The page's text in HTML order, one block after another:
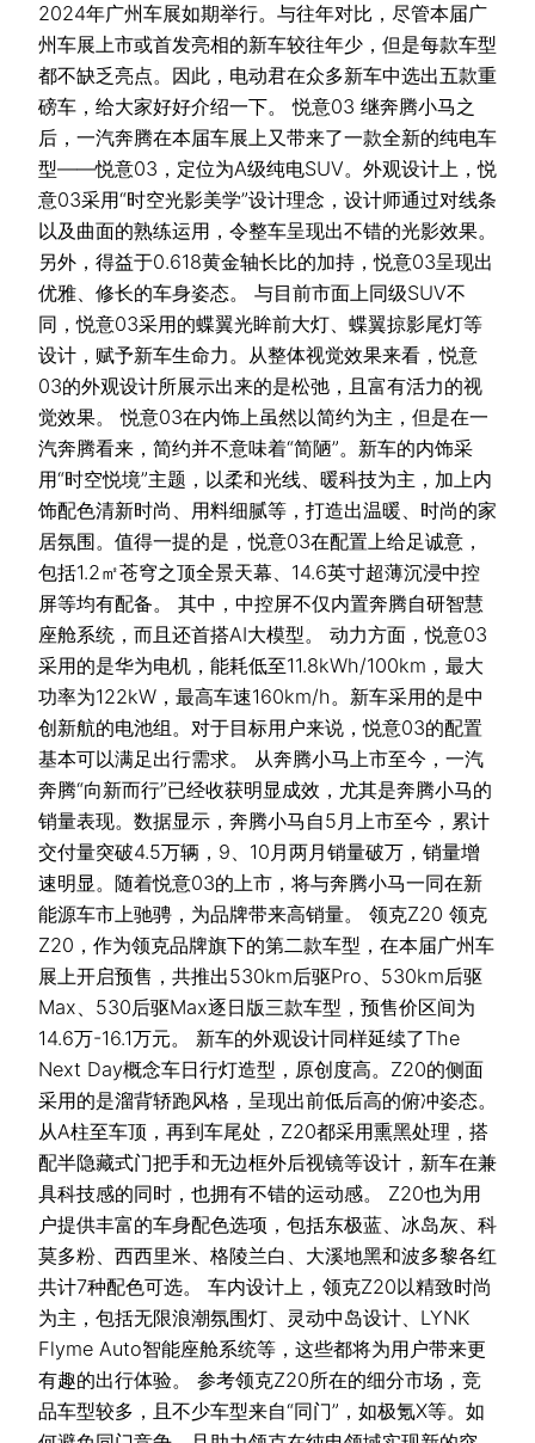
2024年广州车展如期举行。与往年对比，尽管本届广
州车展上市或首发亮相的新车较往年少，但是每款车型
都不缺乏亮点。因此，电动君在众多新车中选出五款重
磅车，给大家好好介绍一下。 悦意03 继奔腾小马之
后，一汽奔腾在本届车展上又带来了一款全新的纯电车
型——悦意03，定位为A级纯电SUV。外观设计上，悦
意03采用“时空光影美学”设计理念，设计师通过对线条
以及曲面的熟练运用，令整车呈现出不错的光影效果。
另外，得益于0.618黄金轴长比的加持，悦意03呈现出
优雅、修长的车身姿态。 与目前市面上同级SUV不
同，悦意03采用的蝶翼光眸前大灯、蝶翼掠影尾灯等
设计，赋予新车生命力。从整体视觉效果来看，悦意
03的外观设计所展示出来的是松弛，且富有活力的视
觉效果。 悦意03在内饰上虽然以简约为主，但是在一
汽奔腾看来，简约并不意味着“简陋”。新车的内饰采
用“时空悦境”主题，以柔和光线、暖科技为主，加上内
饰配色清新时尚、用料细腻等，打造出温暖、时尚的家
居氛围。值得一提的是，悦意03在配置上给足诚意，
包括1.2㎡苍穹之顶全景天幕、14.6英寸超薄沉浸中控
屏等均有配备。 其中，中控屏不仅内置奔腾自研智慧
座舱系统，而且还首搭AI大模型。 动力方面，悦意03
采用的是华为电机，能耗低至11.8kWh/100km，最大
功率为122kW，最高车速160km/h。新车采用的是中
创新航的电池组。对于目标用户来说，悦意03的配置
基本可以满足出行需求。 从奔腾小马上市至今，一汽
奔腾“向新而行”已经收获明显成效，尤其是奔腾小马的
销量表现。数据显示，奔腾小马自5月上市至今，累计
交付量突破4.5万辆，9、10月两月销量破万，销量增
速明显。随着悦意03的上市，将与奔腾小马一同在新
能源车市上驰骋，为品牌带来高销量。 领克Z20 领克
Z20，作为领克品牌旗下的第二款车型，在本届广州车
展上开启预售，共推出530km后驱Pro、530km后驱
Max、530后驱Max逐日版三款车型，预售价区间为
14.6万-16.1万元。 新车的外观设计同样延续了The
Next Day概念车日行灯造型，原创度高。Z20的侧面
采用的是溜背轿跑风格，呈现出前低后高的俯冲姿态。
从A柱至车顶，再到车尾处，Z20都采用熏黑处理，搭
配半隐藏式门把手和无边框外后视镜等设计，新车在兼
具科技感的同时，也拥有不错的运动感。 Z20也为用
户提供丰富的车身配色选项，包括东极蓝、冰岛灰、科
莫多粉、西西里米、格陵兰白、大溪地黑和波多黎各红
共计7种配色可选。 车内设计上，领克Z20以精致时尚
为主，包括无限浪潮氛围灯、灵动中岛设计、LYNK
Flyme Auto智能座舱系统等，这些都将为用户带来更
有趣的出行体验。 参考领克Z20所在的细分市场，竞
品车型较多，且不少车型来自“同门”，如极氪X等。如